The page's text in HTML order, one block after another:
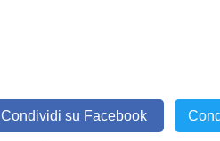
Condividi su Facebook